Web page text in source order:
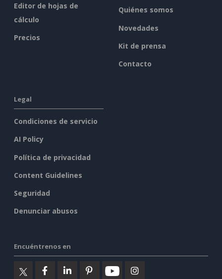
Editor de hojas de
cálculo
Precios
Quiénes somos
Novedades
Kit de prensa
Contacto
Legal
Condiciones de servicio
AI Policy
Política de privacidad
Content Guidelines
Seguridad
Denunciar abusos
Encuéntrenos en